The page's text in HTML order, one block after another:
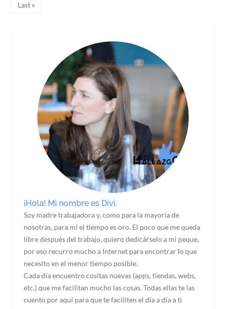
Last »
¡Hola! Mi nombre es Divi.
Soy madre trabajadora y, como para la mayoría de
nosotras, para mí el tiempo es oro. El poco que me queda
libre después del trabajo, quiero dedicárselo a mi peque,
por eso recurro mucho a Internet para encontrar lo que
necesito en el menor tiempo posible.
Cada día encuentro cositas nuevas (apps, tiendas, webs,
etc.) que me facilitan mucho las cosas. Todas ellas te las
cuento por aquí para que te faciliten el día a día a ti